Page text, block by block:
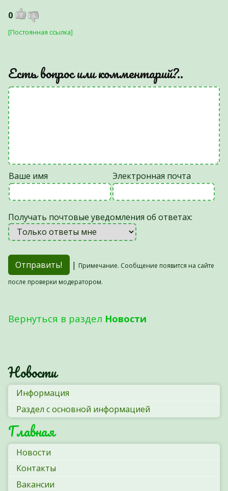
0
[Постоянная ссылка]
Есть вопрос или комментарий?..
Ваше имя Электронная почта
Получать почтовые уведомления об ответах:
| Примечание. Сообщение появится на сайте
после проверки модератором.
Вернуться в раздел Новости
Новости
Информация
Раздел с основной информацией
Главная
Новости
Контакты
Вакансии